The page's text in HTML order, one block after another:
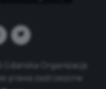
Organizacja
prawa zastrzeżone